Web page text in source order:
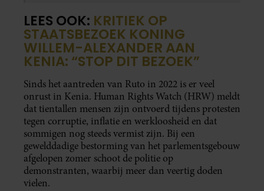
LEES OOK: KRITIEK OP
STAATSBEZOEK KONING
WILLEM-ALEXANDER AAN
KENIA: “STOP DIT BEZOEK”
Sinds het aantreden van Ruto in 2022 is er veel
onrust in Kenia. Human Rights Watch (HRW) meldt
dat tientallen mensen zijn ontvoerd tijdens protesten
tegen corruptie, inflatie en werkloosheid en dat
sommigen nog steeds vermist zijn. Bij een
gewelddadige bestorming van het parlementsgebouw
afgelopen zomer schoot de politie op
demonstranten, waarbij meer dan veertig doden
vielen.